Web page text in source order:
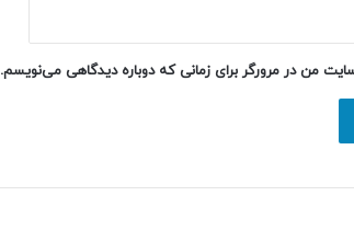
من در مرورگر برای زمانی که دوباره دیدگاهی می‌نویسم.